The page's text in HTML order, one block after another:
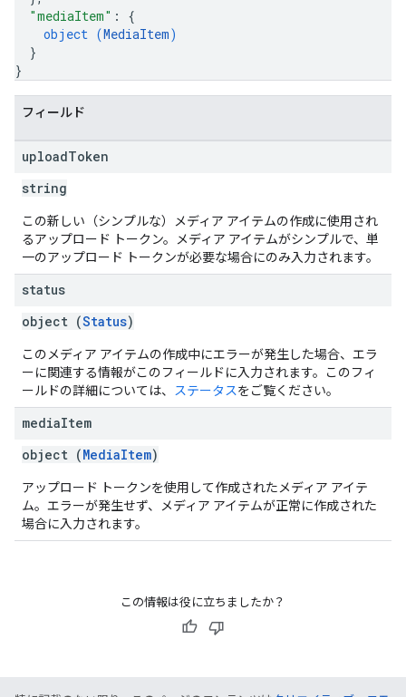
"mediaItem" : {
object (MediaItem)
}
}
フィールド
uploadToken
string
この新しい（シンプルな）メディア アイテムの作成に使用され
るアップロード トークン。メディア アイテムがシンプルで、単
一のアップロード トークンが必要な場合にのみ入力されます。
status
object (Status)
このメディア アイテムの作成中にエラーが発生した場合、エラ
ーに関連する情報がこのフィールドに入力されます。このフィ
ールドの詳細については、
ステータスをご覧ください。
mediaItem
object (MediaItem)
アップロード トークンを使用して作成されたメディア アイテ
ム。エラーが発生せず、メディア アイテムが正常に作成された
場合に入力されます。
この情報は役に立ちましたか？